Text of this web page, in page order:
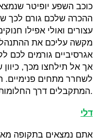
כוכב השפע יופיטר
ההכרה שלכם גורם לכך
עצורים ואולי אפילו
מקשה עליכם את
אגרסיביים גורמים לכם
אך אל תילחצו מכך,
לשחרר מתחים פנימיים.
המתקבלים דרך.
דלי
אתם נמצאים בתקופה